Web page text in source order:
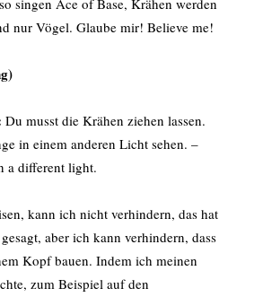
singen Ace of Base, Krähen werden
nur Vögel. Glaube mir! Believe me!
Du musst die Krähen ziehen lassen.
in einem anderen Licht sehen. –
a different light.
kann ich nicht verhindern, das hat
aber ich kann verhindern, dass
Kopf bauen. Indem ich meinen
zum Beispiel auf den